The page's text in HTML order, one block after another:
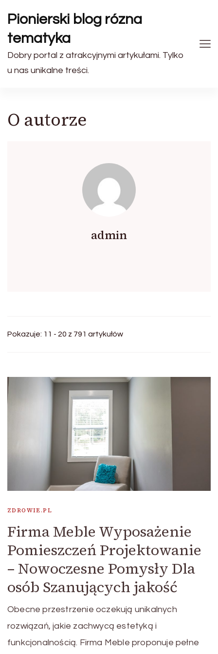
Pionierski blog rózna
tematyka
Dobry portal z atrakcyjnymi artykułami. Tylko
u nas unikalne treści.
O autorze
admin
Pokazuje: 11 - 20 z 791 artykułów
ZDROWIE.PL
Firma Meble Wyposażenie
Pomieszczeń Projektowanie
– Nowoczesne Pomysły Dla
osób Szanujących jakość
Obecne przestrzenie oczekują unikalnych
rozwiązań, jakie zachwycą estetyką i
funkcjonalnością. Firma Meble proponuje pełne